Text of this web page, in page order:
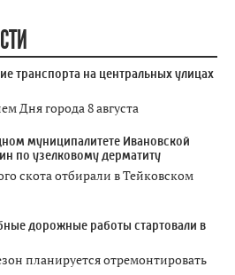
транспорта на центральных улицах
Дня города 8 августа
муниципалитете Ивановской
по узелковому дерматиту
скота отбирали в Тейковском
дорожные работы стартовали в
планируется отремонтировать